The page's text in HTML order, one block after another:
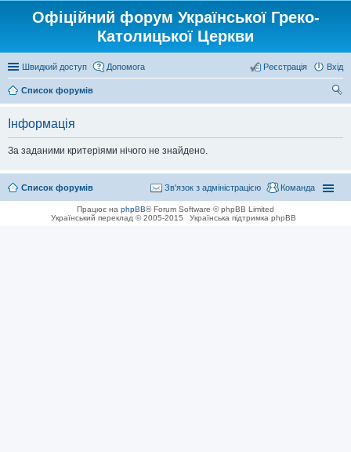
Офіційний форум Української Греко-
Католицької Церкви
Швидкий доступ Допомога Вхід
Реєстрація
Список форумів
Інформація
За заданими критеріями нічого не знайдено.
Список форумів Команда
Зв'язок з адміністрацією
Працює на phpBB® Forum Software © phpBB Limited
Український переклад © 2005-2015
Українська підтримка phpBB